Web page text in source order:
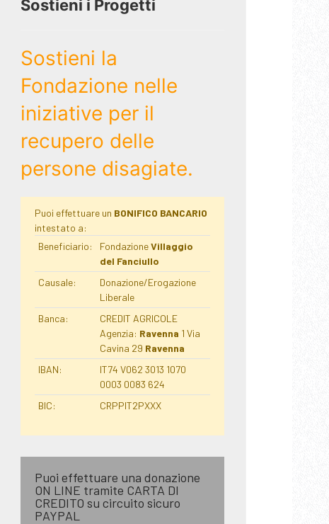
Sostieni i Progetti
Sostieni la
Fondazione nelle
iniziative per il
recupero delle
persone disagiate.
Puoi effettuare un BONIFICO BANCARIO
intestato a:
Beneficiario:
FondazioneVillaggio
del Fanciullo
Causale:
Donazione/Erogazione
Liberale
Banca:
CREDIT AGRICOLE
Agenzia: Ravenna 1 Via
Cavina 29 Ravenna
IBAN:
IT74 V062 3013 1070
0003 0083 624
BIC:
CRPPIT2PXXX
Puoi effettuare una donazione
ON LINE tramite CARTA DI
CREDITO su circuito sicuro
PAYPAL